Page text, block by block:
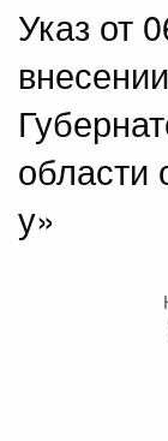
Указ от
области
у»